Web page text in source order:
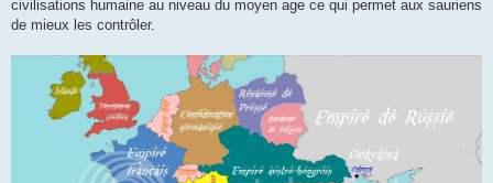
civilisations humaine au niveau du moyen age ce qui permet aux sauriens
de mieux les contrôler.